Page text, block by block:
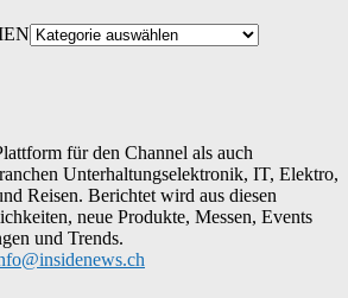
für den Channel als auch
Unterhaltungselektronik, IT, Elektro,
Reisen. Berichtet wird aus diesen
neue Produkte, Messen, Events
und Trends.